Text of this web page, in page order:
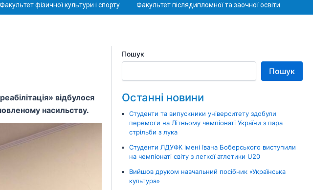
Факультет фізичної культури і спорту Факультет післядипломної та заочної освіти
відбулося
насильству.
Пошук
Пошук
Останні новини
Студенти та випускники університету здобули
перемоги на Літньому чемпіонаті України з пара
стрільби з лука
Студенти ЛДУФК імені Івана Боберського виступили
на чемпіонаті світу з легкої атлетики U20
Вийшов друком навчальний посібник «Українська
культура»